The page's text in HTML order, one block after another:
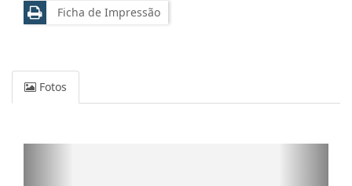
Ficha de Impressão
Fotos